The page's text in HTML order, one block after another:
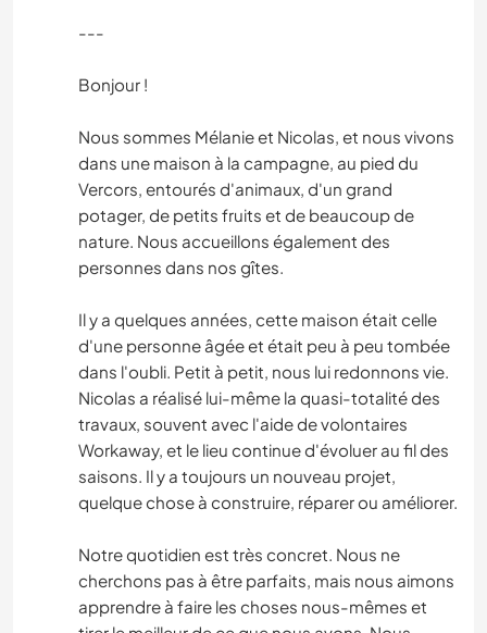
---
Bonjour !
Nous sommes Mélanie et Nicolas, et nous vivons
dans une maison à la campagne, au pied du
Vercors, entourés d'animaux, d'un grand
potager, de petits fruits et de beaucoup de
nature. Nous accueillons également des
personnes dans nos gîtes.
Il y a quelques années, cette maison était celle
d'une personne âgée et était peu à peu tombée
dans l'oubli. Petit à petit, nous lui redonnons vie.
Nicolas a réalisé lui-même la quasi-totalité des
travaux, souvent avec l'aide de volontaires
Workaway, et le lieu continue d'évoluer au fil des
saisons. Il y a toujours un nouveau projet,
quelque chose à construire, réparer ou améliorer.
Notre quotidien est très concret. Nous ne
cherchons pas à être parfaits, mais nous aimons
apprendre à faire les choses nous-mêmes et